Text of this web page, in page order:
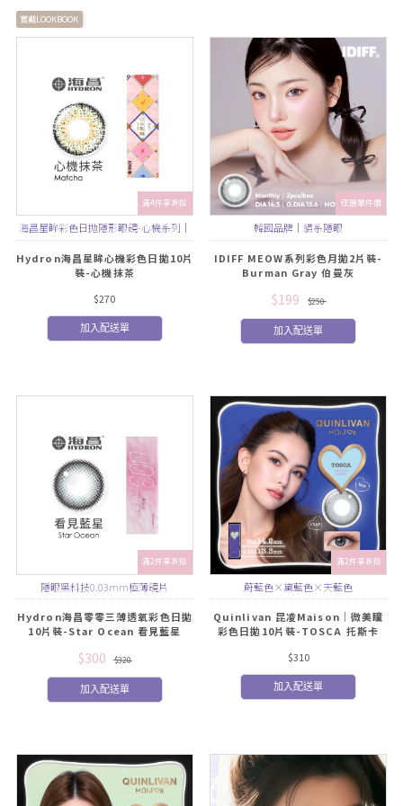
滿4件享折扣
實戴LOOKBOOK
海昌星眸彩色日拋隱形眼鏡-心機系列｜
華麗精緻花紋，顯色混血感
Hydron海昌星眸心機彩色日拋10片
裝-心機抹茶
$270
加入配送單
任選單件價
韓國品牌｜貓系隱眼
IDIFF MEOW系列彩色月拋2片裝-
Burman Gray 伯曼灰
$199 $250
加入配送單
滿2件享折扣
隱眼黑科技0.03mm極薄鏡片
Hydron海昌零零三薄透氧彩色日拋
10片裝-Star Ocean 看見藍星
$300 $320
加入配送單
滿2件享折扣
蔚藍色×黛藍色×天藍色
Quinlivan 昆凌Maison｜微美瞳
彩色日拋10片裝-TOSCA 托斯卡
$310
加入配送單